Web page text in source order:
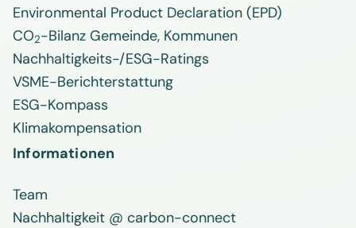
Environmental Product Declaration (EPD)
CO2-Bilanz Gemeinde, Kommunen
Nachhaltigkeits-/ESG-Ratings
VSME-Berichterstattung
ESG-Kompass
Klimakompensation
Informationen
Team
Nachhaltigkeit @ carbon-connect